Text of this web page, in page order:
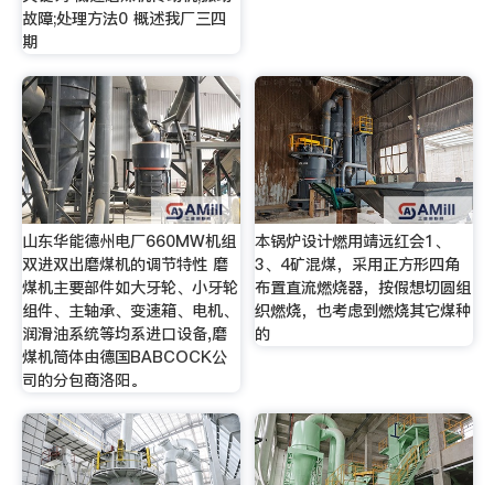
故障;处理方法0 概述我厂三四
期
山东华能德州电厂660MW机组
双进双出磨煤机的调节特性 磨
煤机主要部件如大牙轮、小牙轮
组件、主轴承、变速箱、电机、
润滑油系统等均系进口设备,磨
煤机筒体由德国BABCOCK公
司的分包商洛阳。
本锅炉设计燃用靖远红会1、
3、4矿混煤，采用正方形四角
布置直流燃烧器，按假想切圆组
织燃烧，也考虑到燃烧其它煤种
的